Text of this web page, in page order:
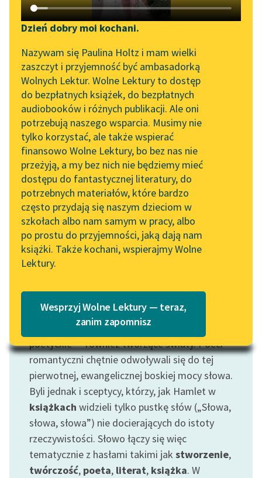
Katalog DAISY
Podkasty o książkach
Zgłoś brak utworu
Aktualności
„Prokurator Alicja Horn”
do słuchania
Byliśmy częścią AI Impact
Lab
Zapraszamy na spotkanie
online z tłumaczkami
literatury skandynawskiej
Spotkanie z Katarzyną
Tunkiel w Oslo
102. lata temu zmarł
Joseph Conrad
Lektury szkolne i klasyka
literatury do słuchania dla
uczennic i uczniów z
niepełnosprawnościami
E-kolekcja lektur
szkolnych i literatury do
słuchania dla uczennic i
uczniów z
niepełnosprawnościami
Feministyczne inspiracje.
Narzędzia
Mapa Wolnych Lektur
Leśmianator
Przewodnik dla piszących i
czytających
API
OAI-PMH
Widget Wolnych Lektur
Przypisy
Katalog w formacie PDF
Dzień dobry moi kochani.
Nazywam się Paulina Holtz i mam wielki
zaszczyt i przyjemność być ambasadorką
Wolnych Lektur. Wolne Lektury to dostęp
do bezpłatnych książek, do bezpłatnych
audiobooków i różnych publikacji. Ale oni
potrzebują naszego wsparcia. Musimy nie
tylko korzystać, ale także wspierać
finansowo Wolne Lektury, bo bez nas nie
przeżyją, a my bez nich nie będziemy mieć
dostępu do fantastycznej literatury, do
potrzebnych materiałów, które bardzo
często przydają się naszym dzieciom w
szkołach albo nam samym w pracy, albo
po prostu do przyjemności, jaką dają nam
książki. Także kochani, wspierajmy Wolne
Lektury.
Wesprzyj Wolne Lektury — teraz,
zanim zapomnisz
Edith Nesbit
skarbu
Mam nadzieję, że nie
użyliście siły.
— Tylko „siłę
moralną”! — rzekła
Ala.
Dużo mówiono o sile...
Czytaj więcej
Motyw: Słowo
Jest słowo stwórcze — to, które było na
początku według Ewangelii Jana oraz słowo
poetyckie — również tworzące światy. Poeci
romantyczni chętnie odwoływali się do tej
pierwotnej, ewangelicznej boskiej mocy słowa.
Byli jednak i sceptycy, którzy, jak Hamlet w
książkach widzieli tylko pustkę słów („Słowa,
słowa, słowa”) nie docierających do istoty
rzeczywistości. Słowo łączy się więc
tematycznie z hasłami takimi jak stworzenie,
twórczość, poeta, literat, książka. W